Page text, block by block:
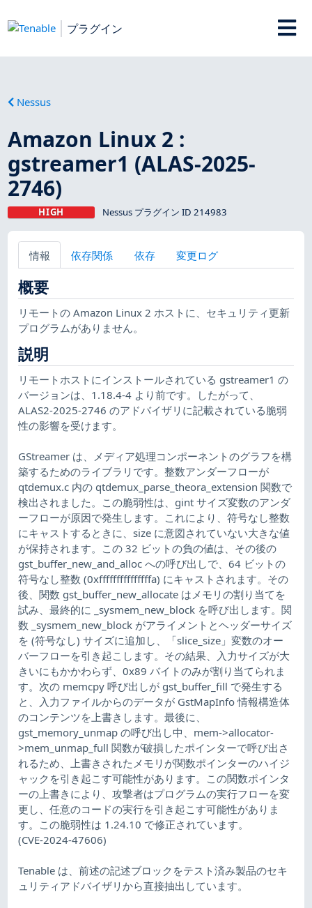
プラグイン
Nessus
Amazon Linux 2 :
gstreamer1 (ALAS-2025-
2746)
HIGH Nessus プラグイン ID 214983
情報 依存関係 依存 変更ログ
概要
リモートの Amazon Linux 2 ホストに、セキュリティ更新
プログラムがありません。
説明
リモートホストにインストールされている gstreamer1 の
バージョンは、1.18.4-4 より前です。したがって、
ALAS2-2025-2746 のアドバイザリに記載されている脆弱
性の影響を受けます。
GStreamer は、メディア処理コンポーネントのグラフを構
築するためのライブラリです。整数アンダーフローが
qtdemux.c 内の qtdemux_parse_theora_extension 関数で
検出されました。この脆弱性は、gint サイズ変数のアンダ
ーフローが原因で発生します。これにより、符号なし整数
にキャストするときに、size に意図されていない大きな値
が保持されます。この 32 ビットの負の値は、その後の
gst_buffer_new_and_alloc への呼び出しで、64 ビットの
符号なし整数 (0xfffffffffffffffa) にキャストされます。その
後、関数 gst_buffer_new_allocate はメモリの割り当てを
試み、最終的に _sysmem_new_block を呼び出します。関
数 _sysmem_new_block がアライメントとヘッダーサイズ
を (符号なし) サイズに追加し、「slice_size」変数のオー
バーフローを引き起こします。その結果、入力サイズが大
きいにもかかわらず、0x89 バイトのみが割り当てられま
す。次の memcpy 呼び出しが gst_buffer_fill で発生する
と、入力ファイルからのデータが GstMapInfo 情報構造体
のコンテンツを上書きします。最後に、
gst_memory_unmap の呼び出し中、mem->allocator-
>mem_unmap_full 関数が破損したポインターで呼び出さ
れるため、上書きされたメモリが関数ポインターのハイジ
ャックを引き起こす可能性があります。この関数ポインタ
ーの上書きにより、攻撃者はプログラムの実行フローを変
更し、任意のコードの実行を引き起こす可能性がありま
す。この脆弱性は 1.24.10 で修正されています。
(CVE-2024-47606)
Tenable は、前述の記述ブロックをテスト済み製品のセキ
ュリティアドバイザリから直接抽出しています。